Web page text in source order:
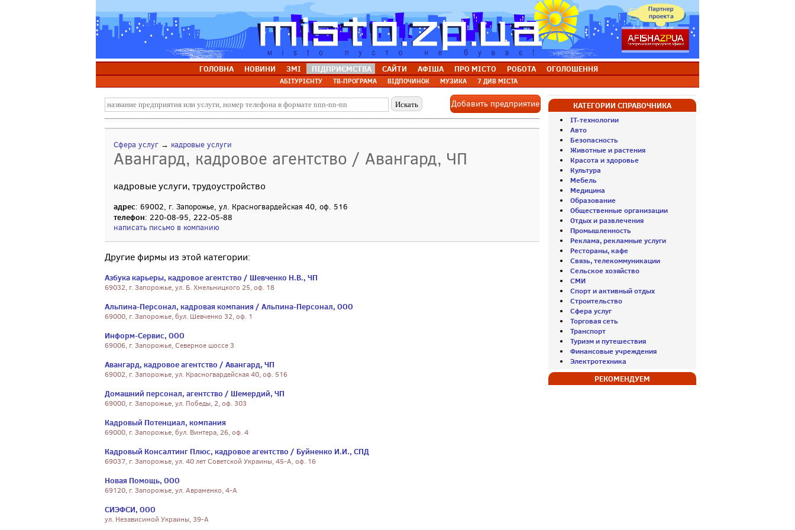
ГОЛОВНА НОВИНИ ЗМІ ПІДПРИЄМСТВА САЙТИ АФІША ПРО МІСТО РОБОТА ОГОЛОШЕННЯ
АБІТУРІЄНТУ ТВ-ПРОГРАМА ВІДПОЧИНОК МУЗИКА 7 ДИВ МІСТА
Добавить предприятие
Сфера услуг → кадровые услуги
Авангард, кадровое агентство / Авангард, ЧП
кадровые услуги, трудоустройство
адрес: 69002, г. Запорожье, ул. Красногвардейская 40, оф. 516
телефон: 220-08-95, 222-05-88
написать письмо в компанию
Другие фирмы из этой категории:
Азбука карьеры, кадровое агентство / Шевченко Н.В., ЧП
69032, г. Запорожье, ул. Б. Хмельницкого 25, оф. 18
Альпина-Персонал, кадровая компания / Альпина-Персонал, ООО
69000, г. Запорожье, бул. Шевченко 32, оф. 1
Информ-Сервис, ООО
69006, г. Запорожье, Северное шоссе 3
Авангард, кадровое агентство / Авангард, ЧП
69002, г. Запорожье, ул. Красногвардейская 40, оф. 516
Домашний персонал, агентство / Шемердий, ЧП
69000, г. Запорожье, ул. Победы, 2, оф. 303
Кадровый Потенциал, компания
69000, г. Запорожье, бул. Винтера, 26, оф. 4
Кадровый Консалтинг Плюс, кадровое агентство / Буйненко И.И., СПД
69037, г. Запорожье, ул. 40 лет Советской Украины, 45-А, оф. 16
Новая Помощь, ООО
69120, г. Запорожье, ул. Авраменко, 4-А
СИЭФСИ, ООО
ул. Независимой Украины, 39-А
КАТЕГОРИИ СПРАВОЧНИКА
IT-технологии
Авто
Безопасность
Животные и растения
Красота и здоровье
Культура
Мебель
Медицина
Образование
Общественные организации
Отдых и развлечения
Промышленность
Реклама, рекламные услуги
Рестораны, кафе
Связь, телекоммуникации
Сельское хозяйство
СМИ
Спорт и активный отдых
Строительство
Сфера услуг
Торговая сеть
Транспорт
Туризм и путешествия
Финансовые учреждения
Электротехника
РЕКОМЕНДУЕМ